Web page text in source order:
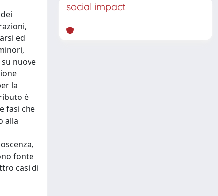
ed
nuove
la
è
fasi che
alla
fonte
casi di
social impact